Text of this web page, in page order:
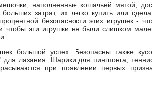
наполненные кошачьей мятой,
затрат, их легко купить или
безопасности этих игрушек -
и чтобы эти игрушки не были слишком
большой успех. Безопасны также
для лазания. Шарики для пингпонга,
при появлении первых